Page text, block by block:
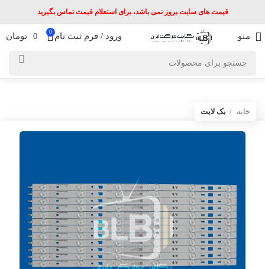
قیمت های سایت بروز نمی باشد، برای استعلام قیمت تماس بگیرید
منو ورود / فرم ثبت نام 0
0 تومان
خانه بک لایت